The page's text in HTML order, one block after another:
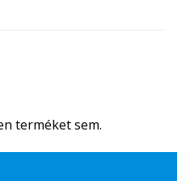
terméket sem.